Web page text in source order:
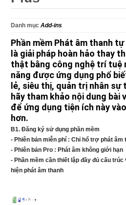
Danh mụcAdd-ins
Phần mềm Phát âm thanh
là giải pháp hoàn hảo thay
thật bằng công nghệ trí tuệ
năng được ứng dụng phổ
lẻ, siêu thị, quản trị nhân sự
hãy tham khảo nội dung bài
để ứng dụng tiện ích này
hơn.
B1. Đăng ký sử dụng phần mềm
- Phiên bản miễn phí : Chỉ hổ trợ phát âm
- Phiên bản Pro : Phát âm không giới hạn
- Phần mềm cần thiết lập đầy đủ cấu
hiện phát âm thanh